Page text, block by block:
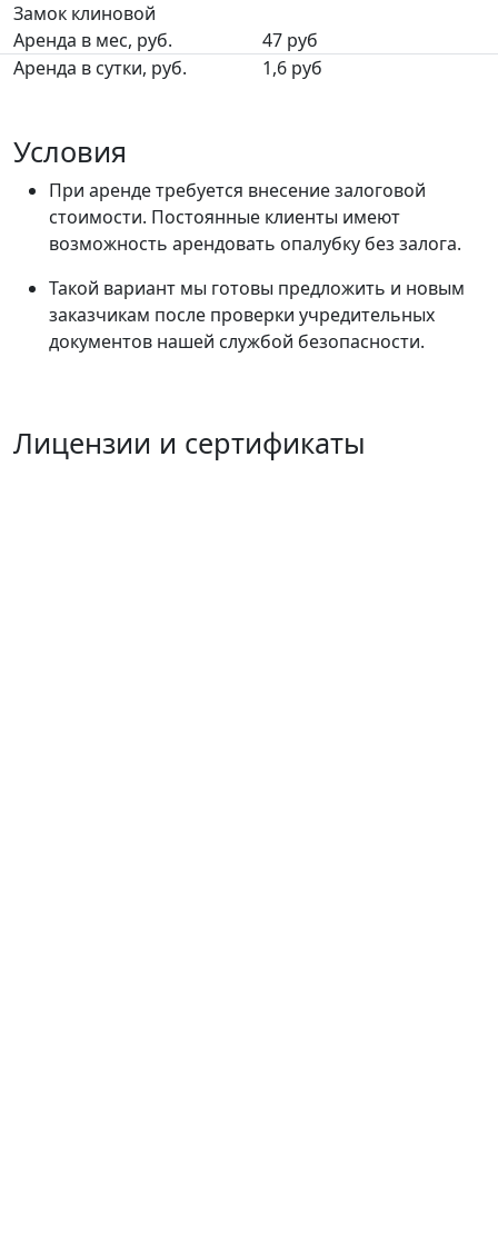
Замок клиновой
Аренда в мес, руб.
47 руб
Аренда в сутки, руб.
1,6 руб
Условия
При аренде требуется внесение залоговой
стоимости. Постоянные клиенты имеют
возможность арендовать опалубку без залога.
Такой вариант мы готовы предложить и новым
заказчикам после проверки учредительных
документов нашей службой безопасности.
Лицензии и сертификаты